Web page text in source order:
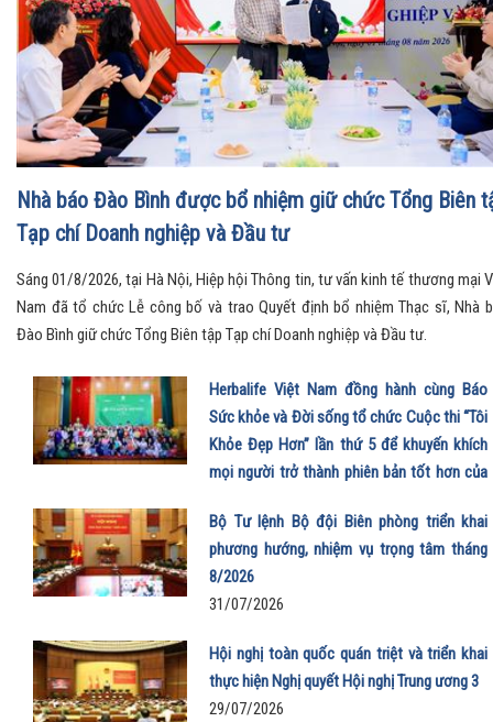
giữ chức Thứ trưởng thường trực Bộ Dân tộc và Tôn giáo
Tin tức, sự kiện
Luật Thương mại điện tử (kỳ 3): Chuẩn hóa Livestream,
thị liên kết và quản lý thông minh trong kỷ nguyên số
Tin tức, sự kiện
Nhà báo Đào Bình được bổ nhiệm giữ chức Tổng Biên
Tạp chí Doanh nghiệp và Đầu tư
Sáng 01/8/2026, tại Hà Nội, Hiệp hội Thông tin, tư vấn kinh tế thương mại
Nam đã tổ chức Lễ công bố và trao Quyết định bổ nhiệm Thạc sĩ, Nhà
Đào Bình giữ chức Tổng Biên tập Tạp chí Doanh nghiệp và Đầu tư.
Herbalife Việt Nam đồng hành cùng Báo
Sức khỏe và Đời sống tổ chức Cuộc thi “Tôi
Khỏe Đẹp Hơn” lần thứ 5 để khuyến khích
mọi người trở thành phiên bản tốt hơn của
01/08/2026
Bộ Tư lệnh Bộ đội Biên phòng triển khai
phương hướng, nhiệm vụ trọng tâm tháng
8/2026
31/07/2026
Hội nghị toàn quốc quán triệt và triển khai
thực hiện Nghị quyết Hội nghị Trung ương 3
29/07/2026